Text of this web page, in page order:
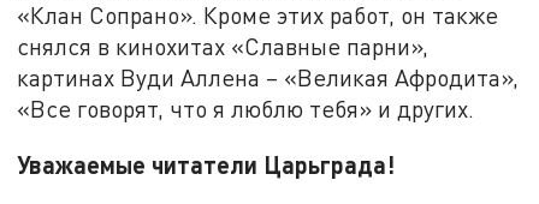
«Клан Сопрано». Кроме этих работ, он также
снялся в кинохитах «Славные парни»,
картинах Вуди Аллена – «Великая Афродита»,
«Все говорят, что я люблю тебя» и других.
Уважаемые читатели Царьграда!